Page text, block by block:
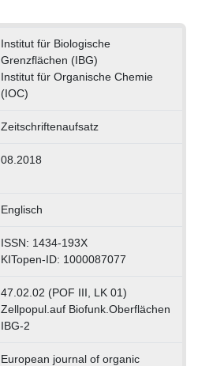
Institut für Biologische
Grenzflächen (IBG)
Institut für Organische Chemie
(IOC)
Zeitschriftenaufsatz
08.2018
Englisch
ISSN: 1434-193X
KITopen-ID: 1000087077
47.02.02 (POF III, LK 01)
Zellpopul.auf Biofunk.Oberflächen
IBG-2
European journal of organic